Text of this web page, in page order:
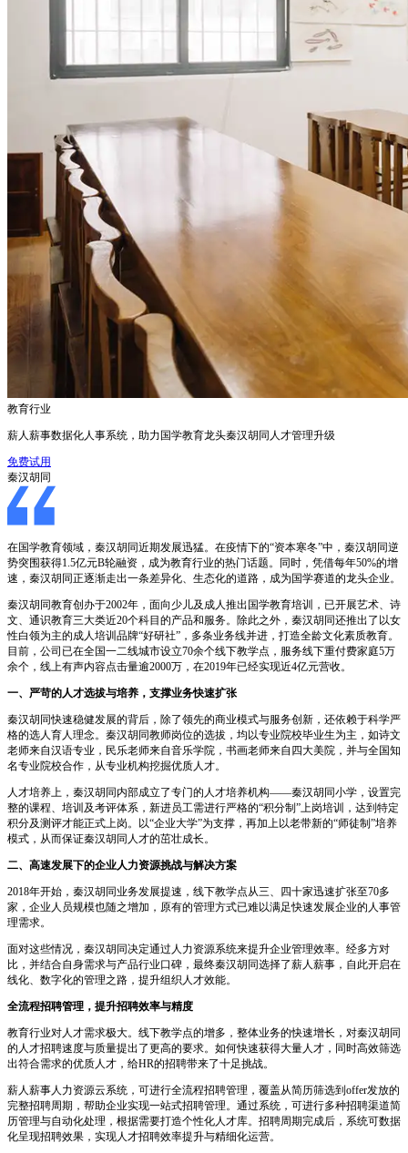
教育行业
薪人薪事数据化人事系统，助力国学教育龙头秦汉胡同人才管理升级
免费试用
秦汉胡同
在国学教育领域，秦汉胡同近期发展迅猛。在疫情下的“资本寒冬”中，秦汉胡同逆
势突围获得1.5亿元B轮融资，成为教育行业的热门话题。同时，凭借每年50%的增
速，秦汉胡同正逐渐走出一条差异化、生态化的道路，成为国学赛道的龙头企业。
秦汉胡同教育创办于2002年，面向少儿及成人推出国学教育培训，已开展艺术、诗
文、通识教育三大类近20个科目的产品和服务。除此之外，秦汉胡同还推出了以女
性白领为主的成人培训品牌“好研社”，多条业务线并进，打造全龄文化素质教育。
目前，公司已在全国一二线城市设立70余个线下教学点，服务线下重付费家庭5万
余个，线上有声内容点击量逾2000万，在2019年已经实现近4亿元营收。
一、严苛的人才选拔与培养，支撑业务快速扩张
秦汉胡同快速稳健发展的背后，除了领先的商业模式与服务创新，还依赖于科学严
格的选人育人理念。秦汉胡同教师岗位的选拔，均以专业院校毕业生为主，如诗文
老师来自汉语专业，民乐老师来自音乐学院，书画老师来自四大美院，并与全国知
名专业院校合作，从专业机构挖掘优质人才。
人才培养上，秦汉胡同内部成立了专门的人才培养机构——秦汉胡同小学，设置完
整的课程、培训及考评体系，新进员工需进行严格的“积分制”上岗培训，达到特定
积分及测评才能正式上岗。以“企业大学”为支撑，再加上以老带新的“师徒制”培养
模式，从而保证秦汉胡同人才的茁壮成长。
二、高速发展下的企业人力资源挑战与解决方案
2018年开始，秦汉胡同业务发展提速，线下教学点从三、四十家迅速扩张至70多
家，企业人员规模也随之增加，原有的管理方式已难以满足快速发展企业的人事管
理需求。
面对这些情况，秦汉胡同决定通过人力资源系统来提升企业管理效率。经多方对
比，并结合自身需求与产品行业口碑，最终秦汉胡同选择了薪人薪事，自此开启在
线化、数字化的管理之路，提升组织人才效能。
全流程招聘管理，提升招聘效率与精度
教育行业对人才需求极大。线下教学点的增多，整体业务的快速增长，对秦汉胡同
的人才招聘速度与质量提出了更高的要求。如何快速获得大量人才，同时高效筛选
出符合需求的优质人才，给HR的招聘带来了十足挑战。
薪人薪事人力资源云系统，可进行全流程招聘管理，覆盖从简历筛选到offer发放的
完整招聘周期，帮助企业实现一站式招聘管理。通过系统，可进行多种招聘渠道简
历管理与自动化处理，根据需要打造个性化人才库。招聘周期完成后，系统可数据
化呈现招聘效果，实现人才招聘效率提升与精细化运营。